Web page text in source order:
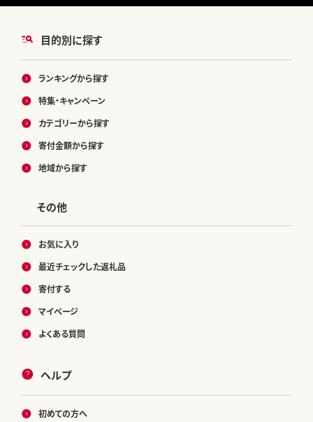
目的別に探す
ランキングから探す
特集・キャンペーン
カテゴリーから探す
寄付金額から探す
地域から探す
その他
お気に入り
最近チェックした返礼品
寄付する
マイページ
よくある質問
ヘルプ
初めての方へ